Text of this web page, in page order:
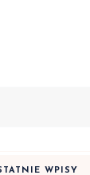
WPISY